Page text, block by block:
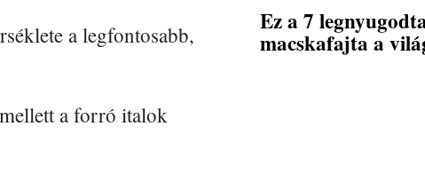
a legfontosabb,
a forró italok
Ez a 7
macskafajta a